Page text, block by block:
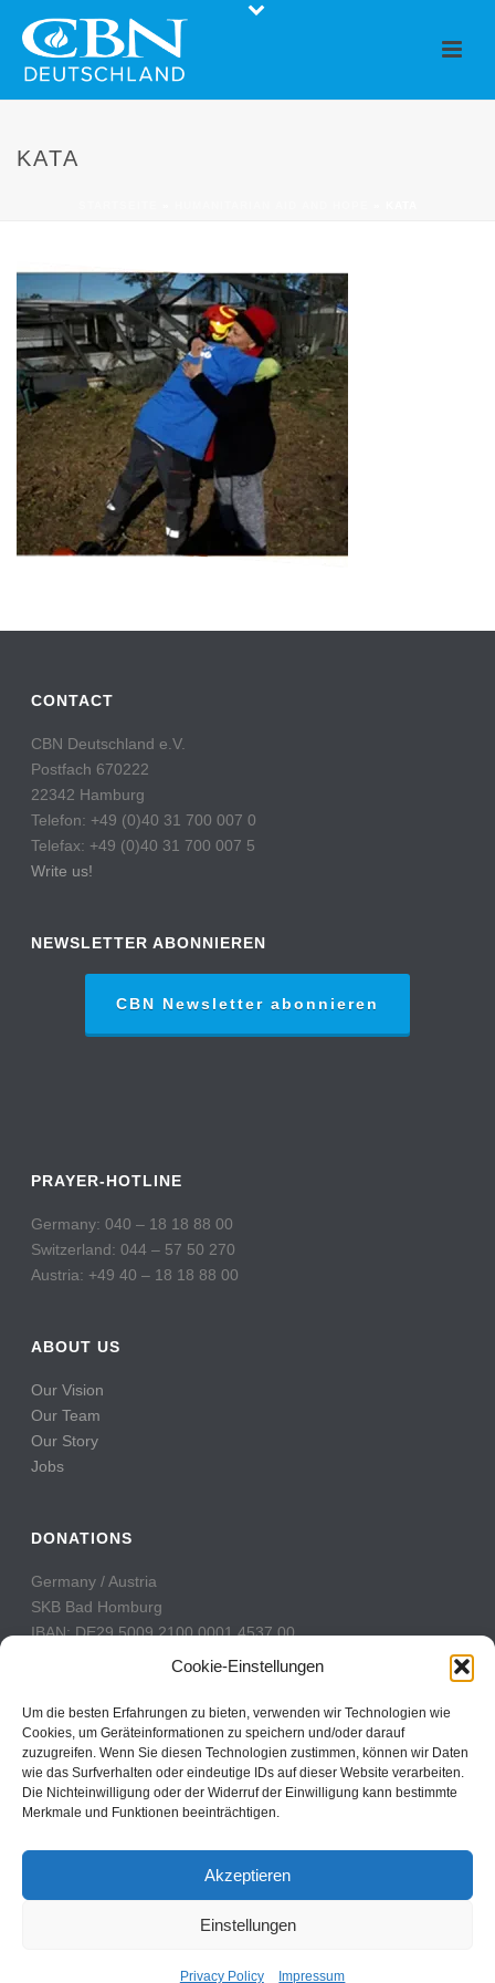
Cookie-Einstellungen
Um die besten Erfahrungen zu bieten, verwenden wir Technologien wie
Cookies, um Geräteinformationen zu speichern und/oder darauf
zuzugreifen. Wenn Sie diesen Technologien zustimmen, können wir Daten
wie das Surfverhalten oder eindeutige IDs auf dieser Website verarbeiten.
Die Nichteinwilligung oder der Widerruf der Einwilligung kann bestimmte
Merkmale und Funktionen beeinträchtigen.
Akzeptieren
Einstellungen
Privacy Policy Impressum
KATA
CONTACT
CBN Deutschland e.V.
Postfach 670222
22342 Hamburg
Telefon: +49 (0)40 31 700 007 0
Telefax: +49 (0)40 31 700 007 5
Write us!
NEWSLETTER ABONNIEREN
CBN Newsletter abonnieren
PRAYER-HOTLINE
Germany: 040 – 18 18 88 00
Switzerland: 044 – 57 50 270
Austria: +49 40 – 18 18 88 00
ABOUT US
Our Vision
Our Team
Our Story
Jobs
DONATIONS
Germany / Austria
SKB Bad Homburg
IBAN: DE29 5009 2100 0001 4537 00
BIC: GENODE51BH2
Switzerland
PostFinance
Konto: 60-742493-7
IBAN: CH31 0900 0000 6074 2493 7
BIC: POFICHBEXXX
Contact